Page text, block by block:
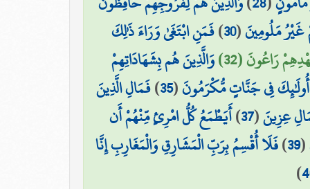
غَيْرُ مَلُومِينَ(
30
)فَمَنِ ابْتَغَىٰ وَرَاءَ ذَٰلِكَ
رَاعُونَ (32)
وَالَّذِينَ هُم بِشَهَادَاتِهِمْ
أُولَٰئِكَ فِي جَنَّاتٍ مُّكْرَمُونَ(
35
)فَمَالِ الَّذِينَ
عِزِينَ(
37
)أَيَطْمَعُ كُلُّ امْرِئٍ مِّنْهُمْ أَن
(
39
)فَلَا أُقْسِمُ بِرَبِّ الْمَشَارِقِ وَالْمَغَارِبِ إِنَّا
)